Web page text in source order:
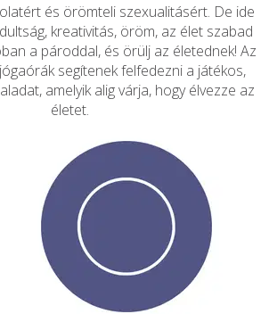
és örömteli szexualitásért. De ide
kreativitás, öröm, az élet szabad
a pároddal, és örülj az életednek! Az
segítenek felfedezni a játékos,
amelyik alig várja, hogy élvezze az
életet.